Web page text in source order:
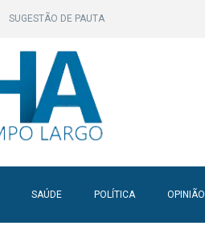
SUGESTÃO DE PAUTA
SAÚDE POLÍTICA OPINIÃO